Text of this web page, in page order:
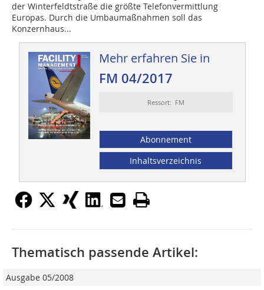
der Winterfeldtstraße die größte Telefonvermittlung
Europas. Durch die Umbaumaßnahmen soll das
Konzernhaus...
Mehr erfahren Sie in
FM 04/2017
Ressort: FM
Abonnement
Inhaltsverzeichnis
Thematisch passende Artikel:
Ausgabe 05/2008